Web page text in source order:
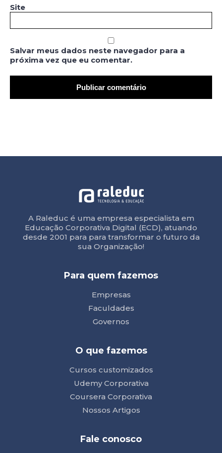
Site
Salvar meus dados neste navegador para a
próxima vez que eu comentar.
A Raleduc é uma empresa especialista em
Educação Corporativa Digital (ECD), atuando
desde 2001 para para transformar o futuro da
sua Organização!
Para quem fazemos
Empresas
Faculdades
Governos
O que fazemos
Cursos customizados
Udemy Corporativa
Coursera Corporativa
Nossos Artigos
Fale conosco